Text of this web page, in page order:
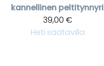
kannellinen peltitynnyri
39,00 €
Heti saatavilla